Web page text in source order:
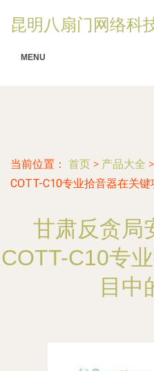
昆明八扇门网络科
MENU
当前位置： 首页 > 产品大全 >
COTT-C10专业拾音器在关
甘肃反贪局
COTT-C10专
目中